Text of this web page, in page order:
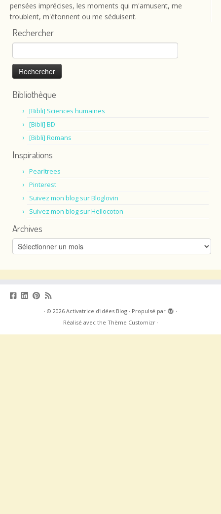
pensées imprécises, les moments qui m'amusent, me
troublent, m'étonnent ou me séduisent.
Rechercher
Rechercher :
Bibliothèque
[Bibli] Sciences humaines
[Bibli] BD
[Bibli] Romans
Inspirations
Pearltrees
Pinterest
Suivez mon blog sur Bloglovin
Suivez mon blog sur Hellocoton
Archives
Archives
· © 2026 Activatrice d'idées Blog · Propulsé par
·
Réalisé avec the Thème Customizr·